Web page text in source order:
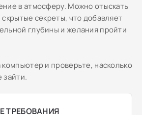
в атмосферу. Можно отыскать
секреты, что добавляет
глубины и желания пройти
и проверьте, насколько
зайти.
ТРЕБОВАНИЯ